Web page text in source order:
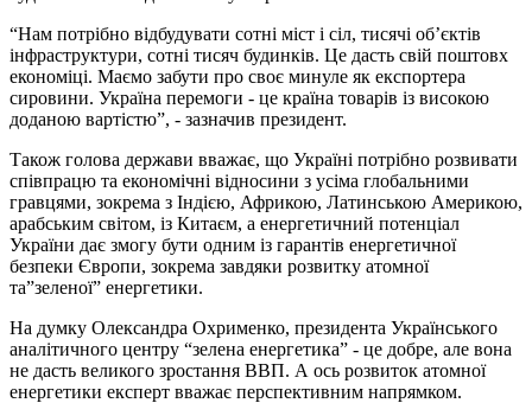
“Нам потрібно відбудувати сотні міст і сіл, тисячі об’єктів
інфраструктури, сотні тисяч будинків. Це дасть свій поштовх
економіці. Маємо забути про своє минуле як експортера
сировини. Україна перемоги - це країна товарів із високою
доданою вартістю”, - зазначив президент.
Також голова держави вважає, що Україні потрібно розвивати
співпрацю та економічні відносини з усіма глобальними
гравцями, зокрема з Індією, Африкою, Латинською Америкою,
арабським світом, із Китаєм, а енергетичний потенціал
України дає змогу бути одним із гарантів енергетичної
безпеки Європи, зокрема завдяки розвитку атомної
та”зеленої” енергетики.
На думку Олександра Охрименко, президента Українського
аналітичного центру “зелена енергетика” - це добре, але вона
не дасть великого зростання ВВП. А ось розвиток атомної
енергетики експерт вважає перспективним напрямком.